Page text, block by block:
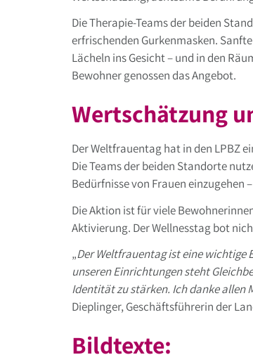
Die Therapie-Teams der beiden
erfrischenden Gurkenmasken.
Lächeln ins Gesicht – und in den
Bewohner genossen das Angebot.
Wertschätzung
Der Weltfrauentag hat in den LPBZ
Die Teams der beiden Standorte
Bedürfnisse von Frauen einzugehen
Die Aktion ist für viele
Aktivierung. Der Wellnesstag bot
„Der Weltfrauentag ist eine wichtige
unseren Einrichtungen steht
Identität zu stärken. Ich danke allen
Dieplinger, Geschäftsführerin der
Bildtexte: